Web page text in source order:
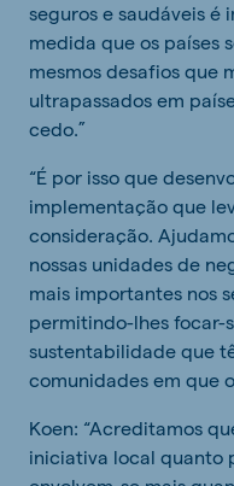
seguros e saudáveis é
medida que os países
mesmos desafios que
ultrapassados em
cedo.”
“É por isso que
implementação que
consideração.
nossas unidades de
mais importantes nos
permitindo-lhes focar-
sustentabilidade que
comunidades em que
Koen: “Acreditamos
iniciativa local quanto